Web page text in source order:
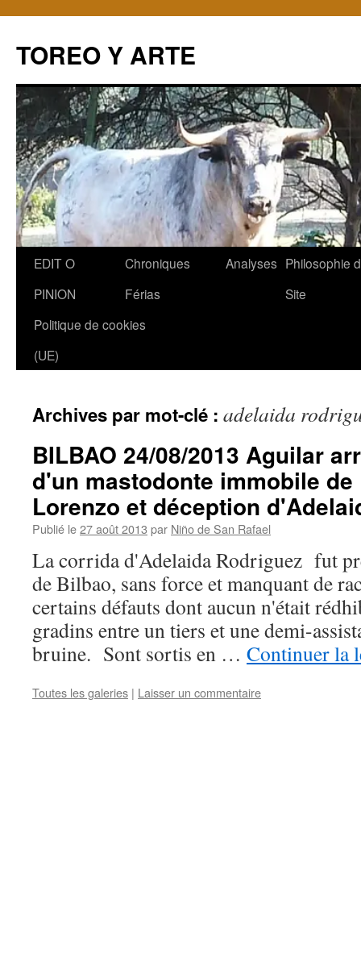
TOREO Y ARTE
Aller
contenu
EDIT O
PINION
Chroniques
Férias
Analyses Philosophie
Site
Politique de cookies
(UE)
Archives par mot-clé : adelaida
BILBAO 24/08/2013 Aguilar
d'un mastodonte immobile de
Lorenzo et déception
Publié le27 août 2013 par Niño de San Rafael
La corrida d'Adelaida Rodriguez fut
de Bilbao, sans force et manquant de
certains défauts dont aucun n'était
gradins entre un tiers et une demi-
bruine. Sont sortis en … Continuer la
Toutes les galeries | Laisser un commentaire